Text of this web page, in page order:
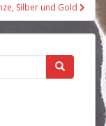
Silber und Gold